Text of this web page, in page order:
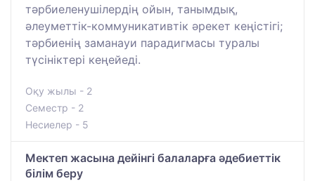
тәрбиеленушілердің ойын, танымдық,
әлеуметтік-коммуникативтік әрекет кеңістігі;
тәрбиенің заманауи парадигмасы туралы
түсініктері кеңейеді.
Оқу жылы - 2
Семестр - 2
Несиелер - 5
Мектеп жасына дейінгі балаларға әдебиеттік
білім беру